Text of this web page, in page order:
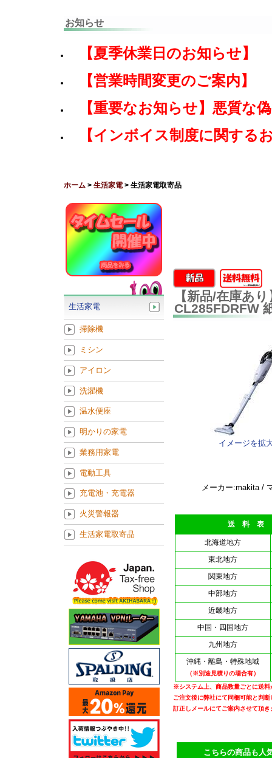
お知らせ
【夏季休業日のお知らせ】
【営業時間変更のご案内】
【重要なお知らせ】悪質な
【インボイス制度に関する
ホーム > 生活家電 > 生活家電取寄品
【新品/在庫あ
CL285FDRFW
イメージを拡
メーカー:makita /
送 料 表
北海道地方
東北地方
関東地方
中部地方
近畿地方
中国・四国地方
九州地方
沖縄・離島・特殊地域
（※別途見積りの場合有）
※システム上、商品数量ごとに送料
ご注文後に弊社にて同梱可能と判
訂正しメールにてご案内させて頂き
こちらの商品も人気
生活家電
掃除機
ミシン
アイロン
洗濯機
温水便座
明かりの家電
業務用家電
電動工具
充電池・充電器
火災警報器
生活家電取寄品